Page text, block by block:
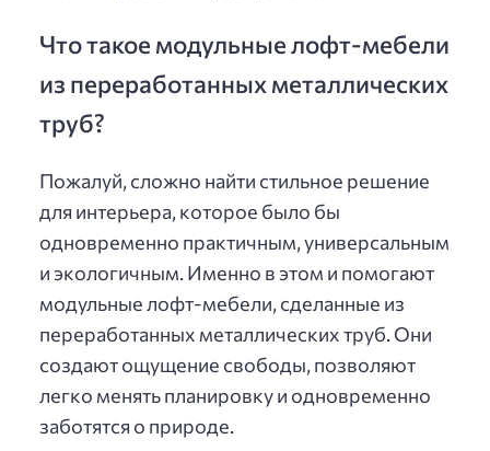
Что такое модульные лофт-мебели
из переработанных металлических
труб?
Пожалуй, сложно найти стильное решение
для интерьера, которое было бы
одновременно практичным, универсальным
и экологичным. Именно в этом и помогают
модульные лофт-мебели, сделанные из
переработанных металлических труб. Они
создают ощущение свободы, позволяют
легко менять планировку и одновременно
заботятся о природе.